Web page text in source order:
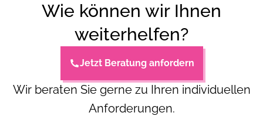
Wie können wir Ihnen
weiterhelfen?
Jetzt Beratung anfordern
Wir beraten Sie gerne zu Ihren individuellen
Anforderungen.